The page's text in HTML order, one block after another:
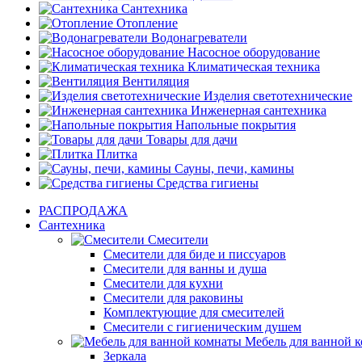
Сантехника
Отопление
Водонагреватели
Насосное оборудование
Климатическая техника
Вентиляция
Изделия светотехнические
Инженерная сантехника
Напольные покрытия
Товары для дачи
Плитка
Сауны, печи, камины
Средства гигиены
РАСПРОДАЖА
Сантехника
Смесители
Смесители для биде и писсуаров
Смесители для ванны и душа
Смесители для кухни
Смесители для раковины
Комплектующие для смесителей
Смесители с гигиеническим душем
Мебель для ванной
Зеркала